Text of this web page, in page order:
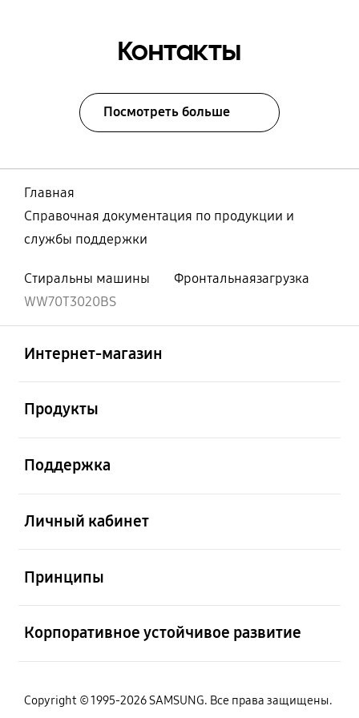
Контакты
Посмотреть больше
Главная
Справочная документация по продукции и
службы поддержки
Стиральны машины
Фронтальнаязагрузка
WW70T3020BS
Интернет-магазин
Продукты
Поддержка
Личный кабинет
Принципы
Корпоративное устойчивое развитие
Copyright © 1995-2026 SAMSUNG. Все права защищены.